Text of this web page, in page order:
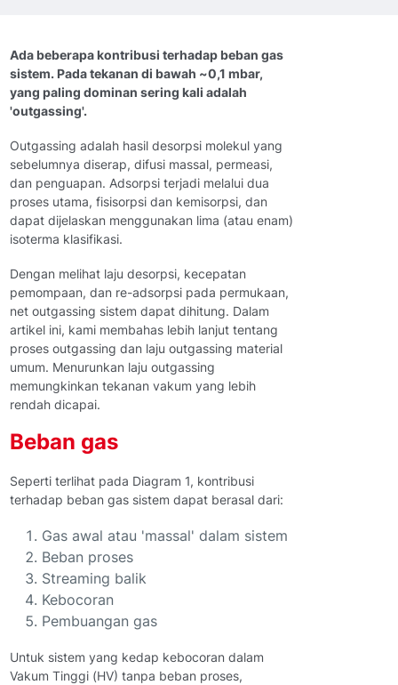
Ada beberapa kontribusi terhadap beban gas
sistem. Pada tekanan di bawah ~0,1 mbar,
yang paling dominan sering kali adalah
'outgassing'.
Outgassing adalah hasil desorpsi molekul yang
sebelumnya diserap, difusi massal, permeasi,
dan penguapan. Adsorpsi terjadi melalui dua
proses utama, fisisorpsi dan kemisorpsi, dan
dapat dijelaskan menggunakan lima (atau enam)
isoterma klasifikasi.
Dengan melihat laju desorpsi, kecepatan
pemompaan, dan re-adsorpsi pada permukaan,
net outgassing sistem dapat dihitung. Dalam
artikel ini, kami membahas lebih lanjut tentang
proses outgassing dan laju outgassing material
umum. Menurunkan laju outgassing
memungkinkan tekanan vakum yang lebih
rendah dicapai.
Beban gas
Seperti terlihat pada Diagram 1, kontribusi
terhadap beban gas sistem dapat berasal dari:
Gas awal atau 'massal' dalam sistem
Beban proses
Streaming balik
Kebocoran
Pembuangan gas
Untuk sistem yang kedap kebocoran dalam
Vakum Tinggi (HV) tanpa beban proses,